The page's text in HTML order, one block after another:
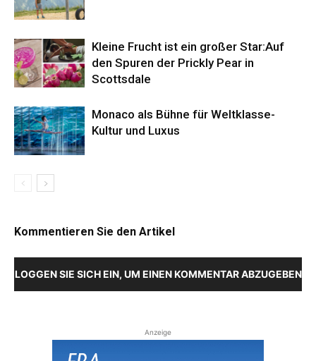
Kleine Frucht ist ein großer Star:Auf
den Spuren der Prickly Pear in
Scottsdale
Monaco als Bühne für Weltklasse-
Kultur und Luxus
Kommentieren Sie den Artikel
LOGGEN SIE SICH EIN, UM EINEN KOMMENTAR ABZUGEBEN
Anzeige